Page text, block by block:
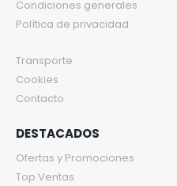
Condiciones generales
Política de privacidad
Transporte
Cookies
Contacto
DESTACADOS
Ofertas y Promociones
Top Ventas